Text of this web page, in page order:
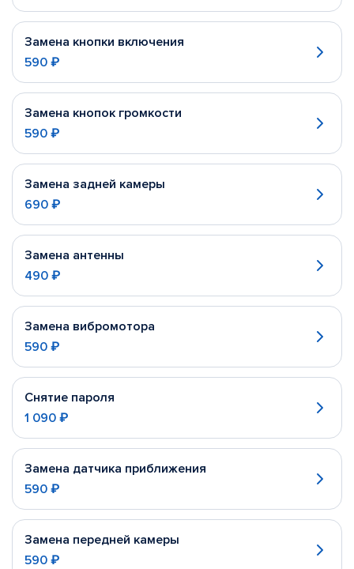
Замена кнопки включения
590 ₽
Замена кнопок громкости
590 ₽
Замена задней камеры
690 ₽
Замена антенны
490 ₽
Замена вибромотора
590 ₽
Снятие пароля
1 090 ₽
Замена датчика приближения
590 ₽
Замена передней камеры
590 ₽